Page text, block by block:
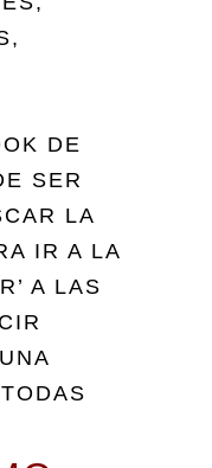
DE
SER
LA
IR A LA
A LAS